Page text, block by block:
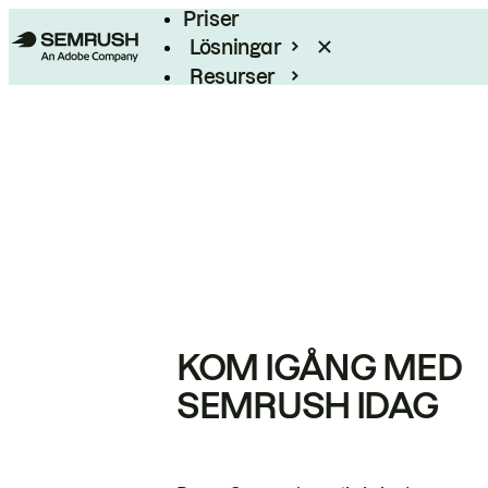
Priser
Lösningar
Resurser
KOM IGÅNG MED
SEMRUSH IDAG